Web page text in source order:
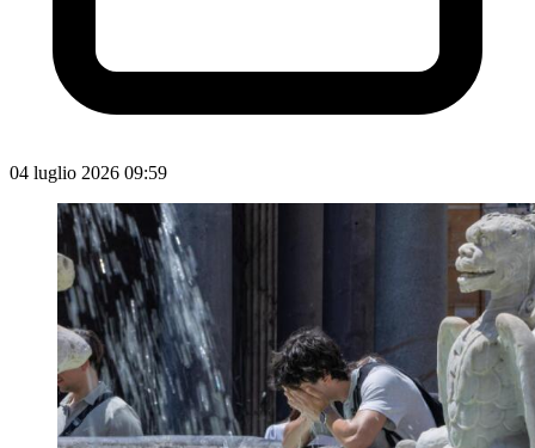
04 luglio 2026 09:59